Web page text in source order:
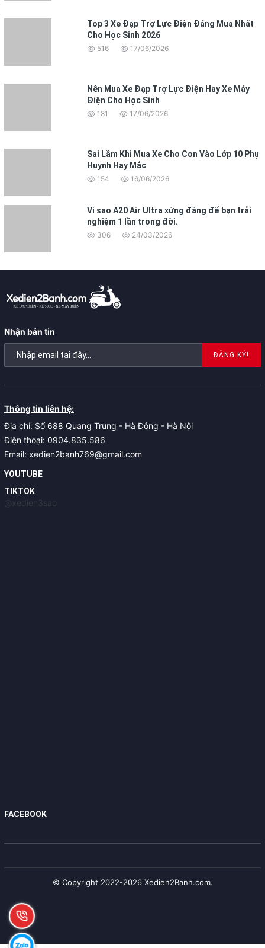
Top 3 Xe Đạp Trợ Lực Điện Đáng Mua Nhất
Cho Học Sinh 2026
516 17/06/2026
Nên Mua Xe Đạp Trợ Lực Điện Hay Xe Máy
Điện Cho Học Sinh
181 17/06/2026
Sai Lầm Khi Mua Xe Cho Con Vào Lớp 10 Phụ
Huynh Hay Mắc
154 16/06/2026
Vì sao A20 Air Ultra xứng đáng để bạn trải
nghiệm 1 lần trong đời.
306 24/03/2026
Nhận bản tin
ĐĂNG KÝ!
Thông tin liên hệ:
Địa chỉ: Số 688 Quang Trung - Hà Đông - Hà Nội
Điện thoại: 0904.835.586
Email: xedien2banh769@gmail.com
YOUTUBE
TIKTOK
@xedien3sao
FACEBOOK
© Copyright 2022-2026 Xedien2Banh.com.